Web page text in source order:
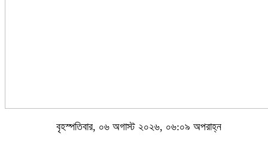
বৃহস্পতিবার, ০৬ অগাস্ট ২০২৬, ০৬:০৯ অপরাহ্ন